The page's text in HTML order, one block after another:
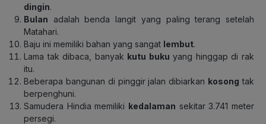
dingin.
Bulan
adalah benda langit yang paling terang setelah
Matahari.
Baju ini memiliki bahan yang sangat lembut.
Lama tak dibaca, banyak kutu buku yang hinggap di rak
itu.
Beberapa bangunan di pinggir jalan dibiarkan kosong tak
berpenghuni.
Samudera Hindia memiliki kedalaman sekitar 3.741 meter
persegi.